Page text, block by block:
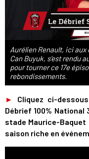
Aurélien Renault, ici aux
Can Buyuk, s'est rendu
pour tourner ce 17e
rebondissements.
►
Cliquez ci-
Débrief 100% National
stade Maurice-Baquet
saison riche en